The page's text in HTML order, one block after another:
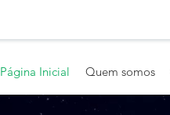
Página Inicial Quem somos